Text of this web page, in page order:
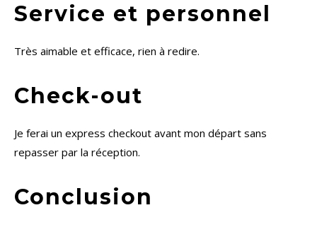
Service et personnel
Très aimable et efficace, rien à redire.
Check-out
Je ferai un express checkout avant mon départ sans
repasser par la réception.
Conclusion